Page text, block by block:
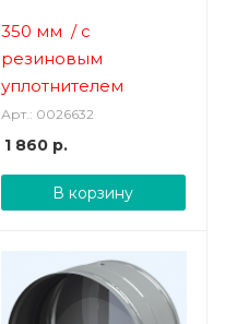
350 мм / с
резиновым
уплотнителем
Арт.: 0026632
1 860р.
В корзину